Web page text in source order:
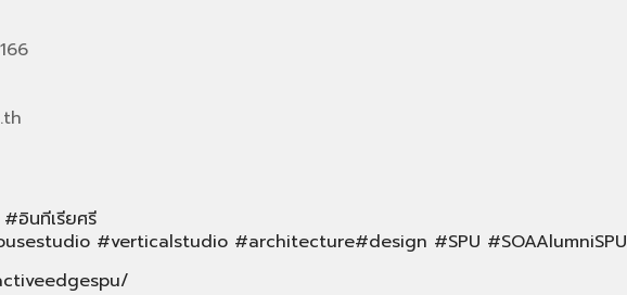
#อินทีเรียศรี
#verticalstudio #architecture#design #SPU #SOAAlumniSPU